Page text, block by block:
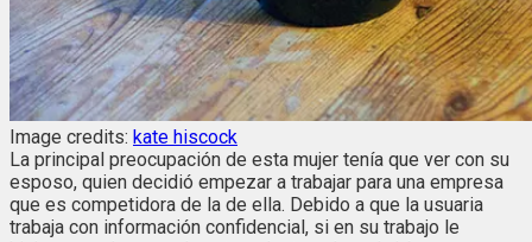
Image credits: kate hiscock
La principal preocupación de esta mujer tenía que ver con su
esposo, quien decidió empezar a trabajar para una empresa
que es competidora de la de ella. Debido a que la usuaria
trabaja con información confidencial, si en su trabajo le